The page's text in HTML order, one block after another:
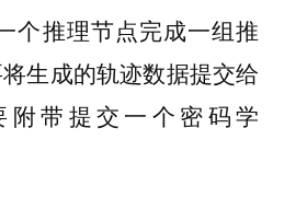
个推理节点完成一组推
生成的轨迹数据提交给
附带提交一个密码学